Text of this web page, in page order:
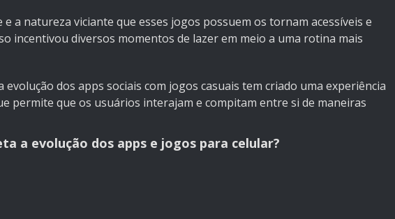
e a natureza viciante que esses jogos possuem os tornam acessíveis e
incentivou diversos momentos de lazer em meio a uma rotina mais
evolução dos apps sociais com jogos casuais tem criado uma experiência
permite que os usuários interajam e compitam entre si de maneiras
a evolução dos apps e jogos para celular?